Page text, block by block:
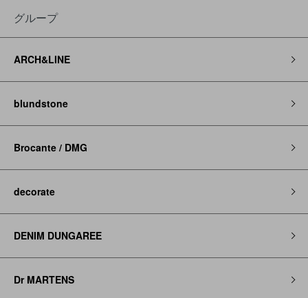
グループ
ARCH&LINE
blundstone
Brocante / DMG
decorate
DENIM DUNGAREE
Dr MARTENS